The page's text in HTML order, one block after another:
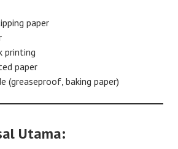
paper
printing
paper
(greaseproof, baking paper)
Utama: